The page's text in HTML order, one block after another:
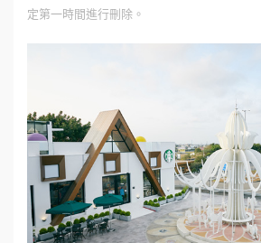
定第一時間進行刪除。